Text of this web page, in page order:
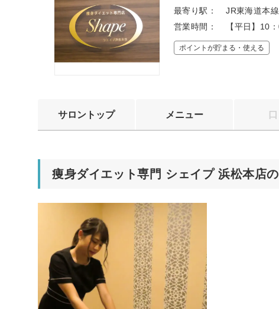
最寄り駅：
JR東海道本
営業時間：
【平日】10
ポイントが貯まる・使える
サロントップ メニュー
痩身ダイエット専門 シェイプ 浜松本店